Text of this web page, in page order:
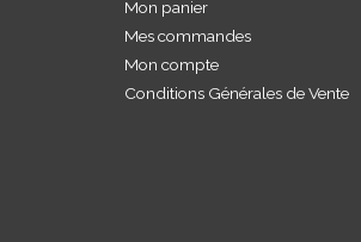
Mon panier
Mes commandes
Mon compte
Conditions Générales de Vente